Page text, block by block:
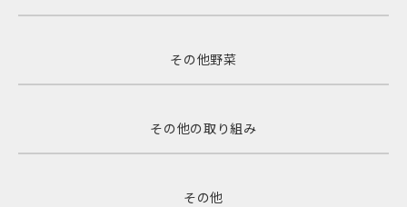
その他野菜
その他の取り組み
その他